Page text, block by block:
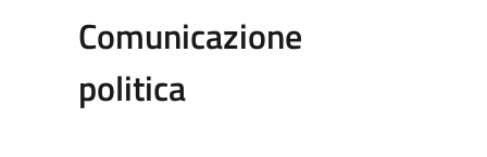
Comunicazione
politica